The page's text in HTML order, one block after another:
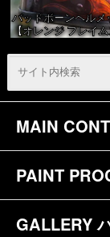
バッドボーンヘルメ
【オレンジ フレイ
MAIN
トップペー
お問合せ
PAINT
バイク（
GALLERY